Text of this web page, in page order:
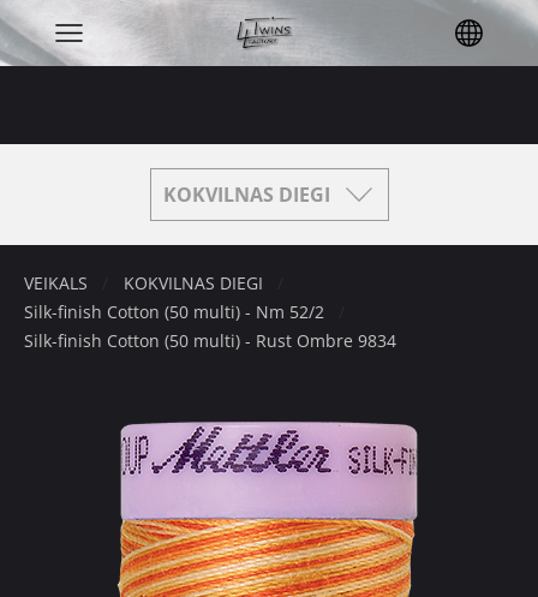
KOKVILNAS DIEGI
VEIKALS
KOKVILNAS DIEGI
Silk-finish Cotton (50 multi) - Nm 52/2
Silk-finish Cotton (50 multi) - Rust Ombre 9834